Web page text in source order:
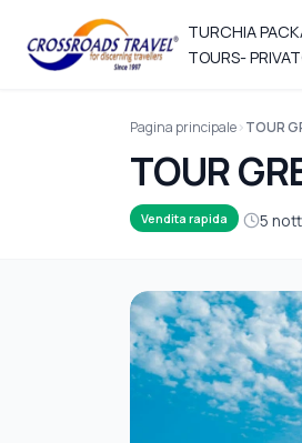
TURCHIA
TOURS-
Pagina principale TOUR
TOUR
Vendita rapida 5